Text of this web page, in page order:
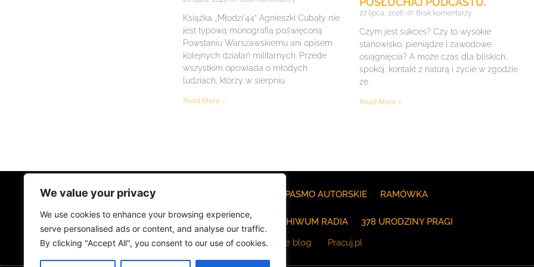
We value your privacy
We use cookies to enhance your browsing experience,
serve personalised ads or content, and analyse our traffic.
By clicking "Accept All", you consent to our use of cookies.
Książka „Młodzi’44” Agnieszki Cubały nie
jest typową monografią poświęconą
Powstaniu Warszawskiemu ani opisem
kolejnych działań militarnych. Przede
wszystkim opowiada o młodych
ludziach, którzy w sierpniu
Read More »
27 lipca, 2026 Brak komentarzy
Czym jest sukces? Czy to wysokie
stanowisko, pieniądze i zawodowe
osiągnięcia? A może czas dla bliskich,
spokój, kontakt z naturą i życie w zgodzie
ze
Read More »
STRONA GŁÓWNA PASMO AUTORSKIE RAMÓWKA
MUZYKA I KONCERTY KONTAKT ARCHIWUM RADIA
378 URODZINY PRAGI
The blog
Pracuj.pl